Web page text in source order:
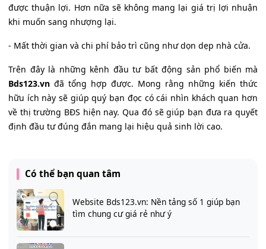
được thuận lợi. Hơn nữa sẽ không mang lại giá trị lợi nhuận
khi muốn sang nhượng lại.
- Mất thời gian và chi phí bảo trì cũng như dọn dẹp nhà cửa.
Trên đây là những kênh đầu tư bất động sản phổ biến mà
Bds123.vn đã tổng hợp được. Mong rằng những kiến thức
hữu ích này sẽ giúp quý bạn đọc có cái nhìn khách quan hơn
về thị trường BĐS hiện nay. Qua đó sẽ giúp bạn đưa ra quyết
định đầu tư đúng đắn mang lại hiệu quả sinh lời cao.
Có thể bạn quan tâm
Website Bds123.vn: Nền tảng số 1 giúp bạn
tìm chung cư giá rẻ như ý